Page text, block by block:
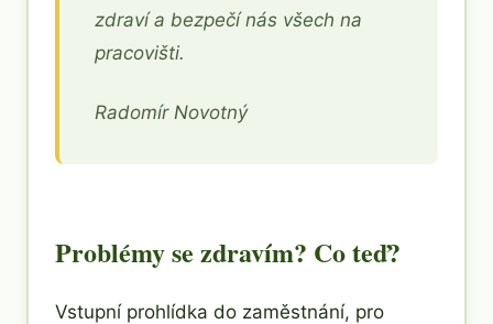
zdraví a bezpečí nás všech na
pracovišti.
Radomír Novotný
Problémy se zdravím? Co teď?
Vstupní prohlídka do zaměstnání, pro